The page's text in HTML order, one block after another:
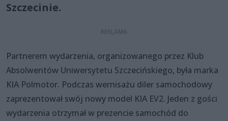
Szczecinie.
Partnerem wydarzenia, organizowanego przez Klub
Absolwentów Uniwersytetu Szczecińskiego, była marka
KIA Polmotor. Podczas wernisażu diler samochodowy
zaprezentował swój nowy model KIA EV2. Jeden z gości
wydarzenia otrzymał w prezencie samochód do